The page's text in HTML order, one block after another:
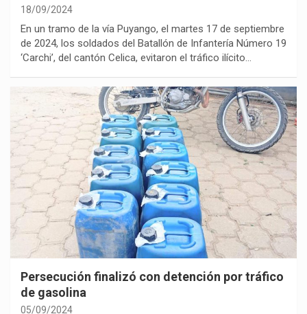
18/09/2024
En un tramo de la vía Puyango, el martes 17 de septiembre
de 2024, los soldados del Batallón de Infantería Número 19
‘Carchi’, del cantón Celica, evitaron el tráfico ilícito…
Persecución finalizó con detención por tráfico
de gasolina
05/09/2024